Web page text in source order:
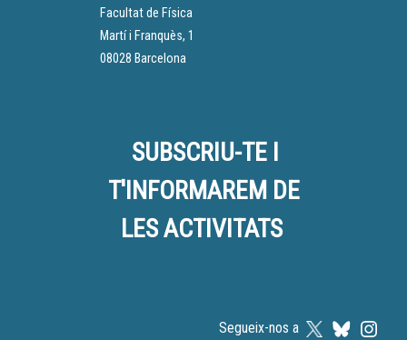
Facultat de Física
Martí i Franquès, 1
08028 Barcelona
SUBSCRIU-TE I
T'INFORMAREM DE
LES ACTIVITATS
Segueix-nos a